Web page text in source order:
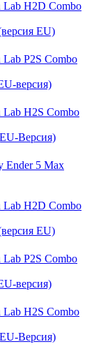
EU)
версия)
Версия)
EU)
версия)
Версия)